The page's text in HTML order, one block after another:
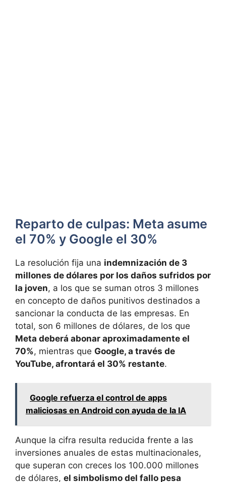
Reparto de culpas: Meta asume
el 70% y Google el 30%
La resolución fija una indemnización de 3
millones de dólares por los daños sufridos por
la joven, a los que se suman otros 3 millones
en concepto de daños punitivos destinados a
sancionar la conducta de las empresas. En
total, son 6 millones de dólares, de los que
Meta deberá abonar aproximadamente el
70%, mientras que Google, a través de
YouTube, afrontará el 30% restante.
Google refuerza el control de apps
maliciosas en Android con ayuda de la IA
Aunque la cifra resulta reducida frente a las
inversiones anuales de estas multinacionales,
que superan con creces los 100.000 millones
de dólares, el simbolismo del fallo pesa